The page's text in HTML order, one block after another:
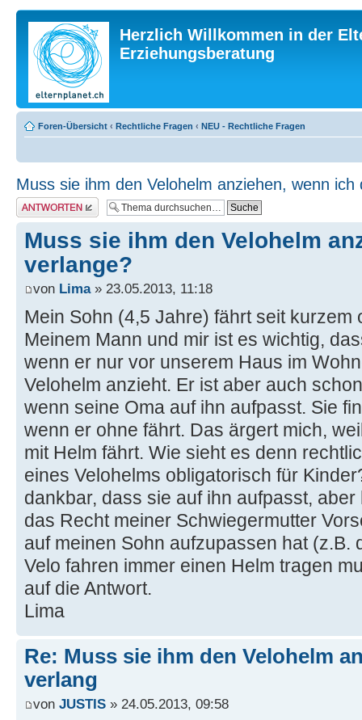
Herzlich Willkommen in der
Erziehungsberatung
Foren-Übersicht ‹ Rechtliche Fragen ‹ NEU - Rechtliche Fragen
Muss sie ihm den Velohelm anziehen, wenn ich
Antwort erstellen
Muss sie ihm den Velohelm
verlange?
von Lima» 23.05.2013, 11:18
Mein Sohn (4,5 Jahre) fährt seit kurzem
Meinem Mann und mir ist es wichtig,
wenn er nur vor unserem Haus im
Velohelm anzieht. Er ist aber auch
wenn seine Oma auf ihn aufpasst. Sie
wenn er ohne fährt. Das ärgert mich,
mit Helm fährt. Wie sieht es denn
eines Velohelms obligatorisch für
dankbar, dass sie auf ihn aufpasst,
das Recht meiner Schwiegermutter
auf meinen Sohn aufzupassen hat (z.B.
Velo fahren immer einen Helm tragen
auf die Antwort.
Lima
Re: Muss sie ihm den Velohelm
verlang
von JUSTIS » 24.05.2013, 09:58